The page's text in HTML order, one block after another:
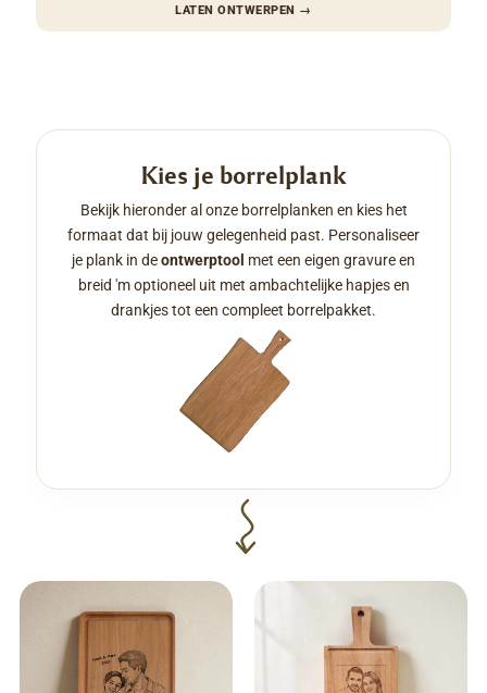
LATEN ONTWERPEN →
Kies je borrelplank
Bekijk hieronder al onze borrelplanken en kies het
formaat dat bij jouw gelegenheid past. Personaliseer
je plank in deontwerptool met een eigen gravure en
breid 'm optioneel uit met ambachtelijke hapjes en
drankjes tot een compleet borrelpakket.